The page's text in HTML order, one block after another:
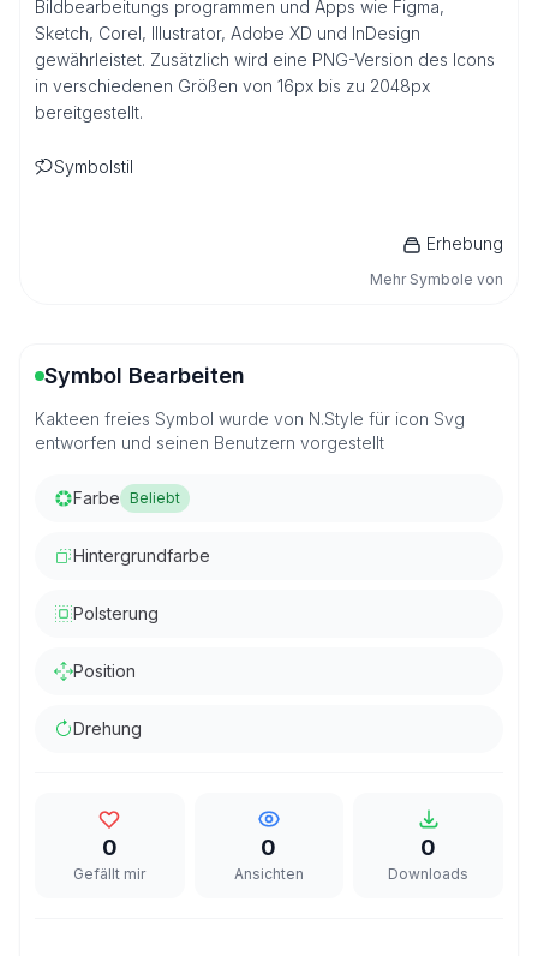
Bildbearbeitungs programmen und Apps wie Figma,
Sketch, Corel, Illustrator, Adobe XD und InDesign
gewährleistet. Zusätzlich wird eine PNG-Version des Icons
in verschiedenen Größen von 16px bis zu 2048px
bereitgestellt.
Symbolstil
Erhebung
Mehr Symbole von
Symbol Bearbeiten
Kakteen freies Symbol wurde von N.Style für icon Svg
entworfen und seinen Benutzern vorgestellt
Farbe Beliebt
Hintergrundfarbe
Polsterung
Position
Drehung
0
Gefällt mir
0
Ansichten
0
Downloads